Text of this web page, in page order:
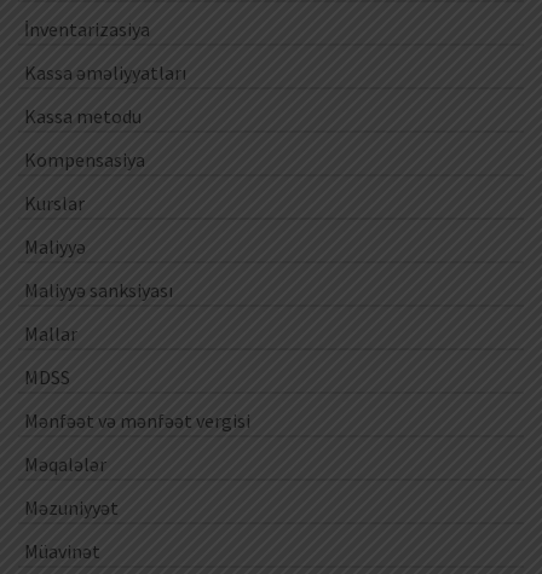
İnventarizasiya
Kassa əməliyyatları
Kassa metodu
Kompensasiya
Kurslar
Maliyyə
Maliyyə sanksiyası
Mallar
MDSS
Mənfəət və mənfəət vergisi
Məqalələr
Məzuniyyət
Müavinət